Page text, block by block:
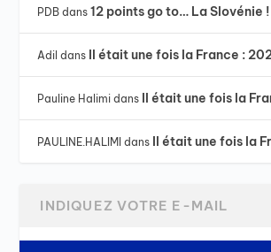
PDB dans12 points go to… La Slovénie
Adil dans Il était une fois la France :
Pauline Halimi dans Il était une fois la
PAULINE.HALIMI dans Il était une fois la